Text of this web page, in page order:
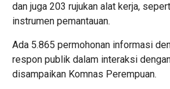
dan juga 203 rujukan alat kerja,
instrumen pemantauan.
‎Ada 5.865 permohonan informasi
respon publik dalam interaksi
disampaikan Komnas Perempuan.